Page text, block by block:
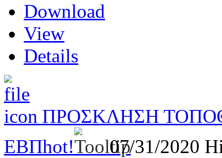
Download
View
Details
ΠΡΟΣΚΛΗΣΗ
ΕΒΠhot! 07/31/2020